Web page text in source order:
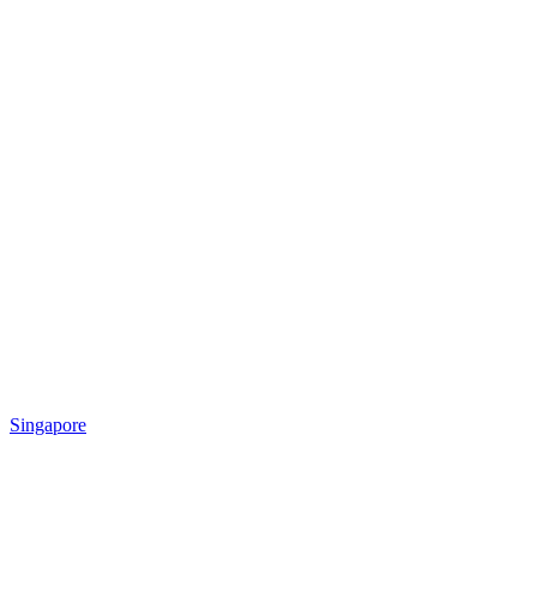
Singapore